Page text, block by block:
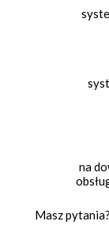
na
Masz